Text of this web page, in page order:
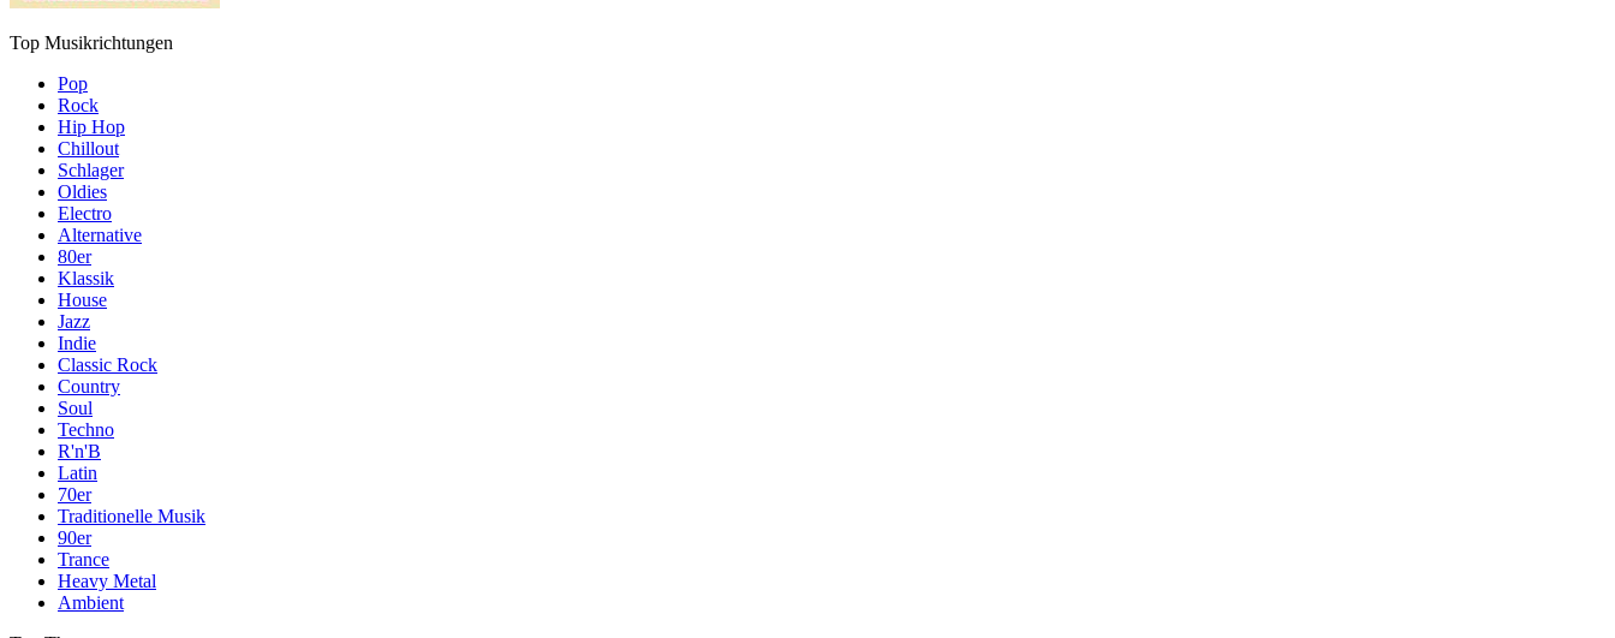
Top Musikrichtungen
Pop
Rock
Hip Hop
Chillout
Schlager
Oldies
Electro
Alternative
80er
Klassik
House
Jazz
Indie
Classic Rock
Country
Soul
Techno
R'n'B
Latin
70er
Traditionelle Musik
90er
Trance
Heavy Metal
Ambient